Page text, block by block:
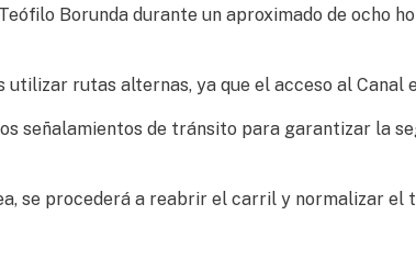
Borunda durante un aproximado de ocho
utilizar rutas alternas, ya que el acceso al Canal
señalamientos de tránsito para garantizar la
se procederá a reabrir el carril y normalizar